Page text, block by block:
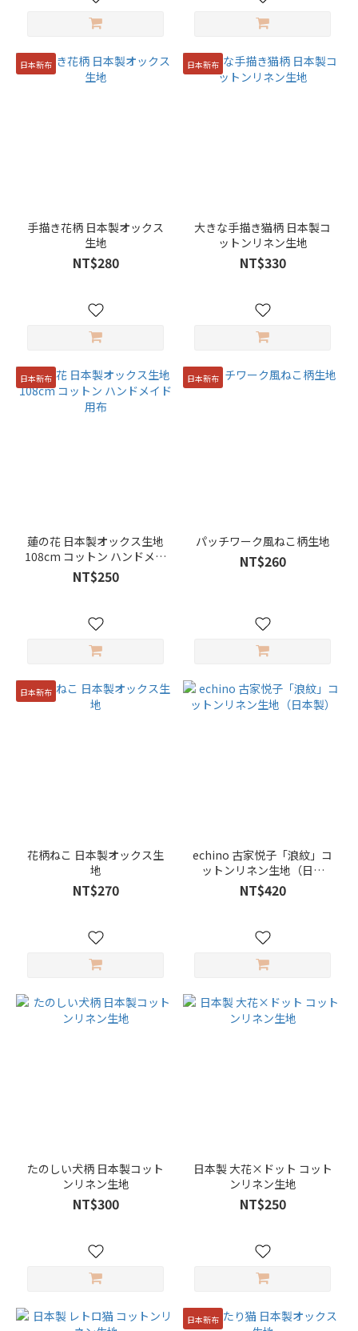
日本新布
手描き花柄 日本製オックス
生地
NT$280
日本新布
大きな手描き猫柄 日本製コ
ットンリネン生地
NT$330
日本新布
蓮の花 日本製オックス生地
108cm コットン ハンドメイ
ド用布
NT$250
日本新布
パッチワーク風ねこ柄生地
NT$260
日本新布
花柄ねこ 日本製オックス生
地
NT$270
echino 古家悦子「浪紋」コ
ットンリネン生地（日本
製）
NT$420
たのしい犬柄 日本製コット
ンリネン生地
NT$300
日本製 大花×ドット コット
ンリネン生地
NT$250
日本新布